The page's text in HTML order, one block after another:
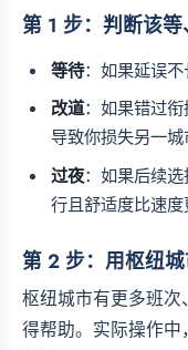
第 1 步：判断该
等待：如果延误不
改道：如果错过
导致你损失另一城
过夜：如果后续
行且舒适度比速度
第 2 步：用枢纽
枢纽城市有更多班次
得帮助。实际操作中